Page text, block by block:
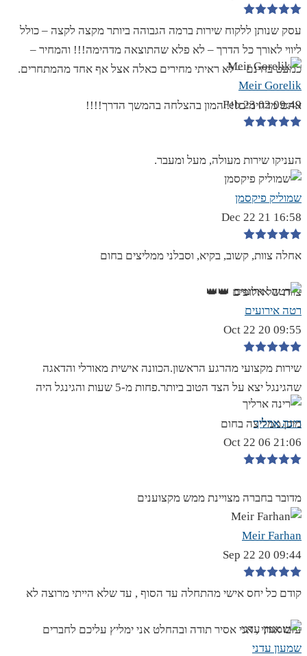
עסק שנותן ללקוח שירות ברמה הגבוהה ביותר מקצה לקצה – כולל
ליווי לאורך כל הדרך – לא פלא שהתוצאה מדהימה!!! והמחיר –
כמעט בחינם – לא ראיתי מחירים כאלה אצל אף אחד מהמתחרים.
אתם מדהימים!!! המון בהצלחה בהמשך הדרך!!!!
Meir Gorelik
09:49 02 Feb 23
העניקו שירות מעולה, מעל ומעבר.
שמוליק פיקסמן
16:58 21 Dec 22
אחלה צוות, קשוב, בקיא, וסבלני ממליצים בחום
צוות של אלופים 👑👑
רטה אירועים
09:55 20 Oct 22
שירות מקצועי מהרגע הראשון.הכוונה אישית מאורלי והדאגה
שהגינגל יצא על הצד הטוב ביותר.פחות מ-5 שעות והגינגל היה
מוכן.ממליצה בחום
רינה ארליך
21:06 06 Oct 22
מדובר בחברה מצויינת ממש מקצוענים
Meir Farhan
09:44 20 Sep 22
קודם כל יחס אישי מהתחלה עד הסוף , עד שלא הייתי מרוצה לא
עזבו אותי , אני אסיר תודה ובהחלט אני ימליץ עליכם לחברים
שמעון עדני